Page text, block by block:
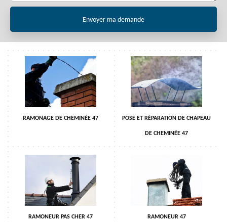
RAMONAGE DE CHEMINÉE 47 POSE ET RÉPARATION DE CHAPEAU
DE CHEMINÉE 47
RAMONEUR PAS CHER 47 RAMONEUR 47